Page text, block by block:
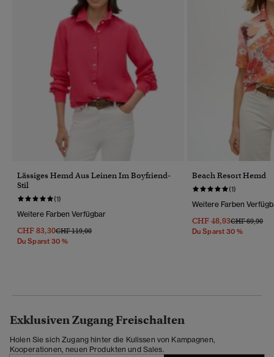
Lässiges Hemd Aus Leinen Im Boyfriend-
Stil
(1)
Weitere Farben Verfügbar
CHF 83,30Preis Wurde Reduziert Von
CHF 119,00Bis
Du Sparst 30 %
Beach Resort Hemd
(1)
Weitere Farben
CHF 48,93Preis Wurde
CHF 69,90Bis
Du Sparst 30 %
Exklusiven Zugang Freischalten
Holen Sie sich Zugang hinter die Kulissen von Kampagnen,
Kooperationen, neuen Produkten und Sales.